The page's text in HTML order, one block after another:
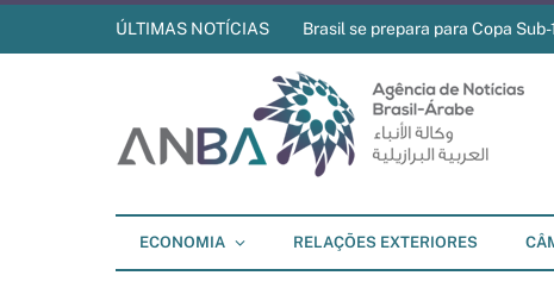
ÚLTIMAS NOTÍCIAS Brasil se prepara para Copa
ECONOMIA RELAÇÕES EXTERIORES